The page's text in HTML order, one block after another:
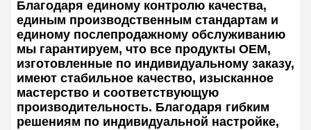
Благодаря единому контролю качества,
единым производственным стандартам и
единому послепродажному обслуживанию
мы гарантируем, что все продукты OEM,
изготовленные по индивидуальному заказу,
имеют стабильное качество, изысканное
мастерство и соответствующую
производительность. Благодаря гибким
решениям по индивидуальной настройке,